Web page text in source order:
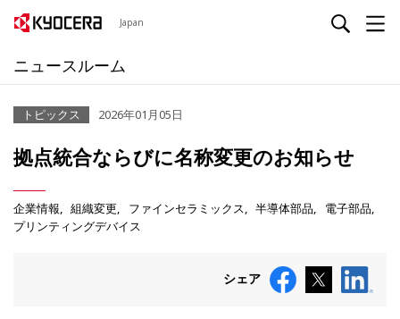
Japan
ニュースルーム
トピックス 2026年01月05日
拠点統合ならびに名称変更のお知らせ
企業情報 組織変更 ファインセラミックス 半導体部品
電子部品
プリンティングデバイス
シェア